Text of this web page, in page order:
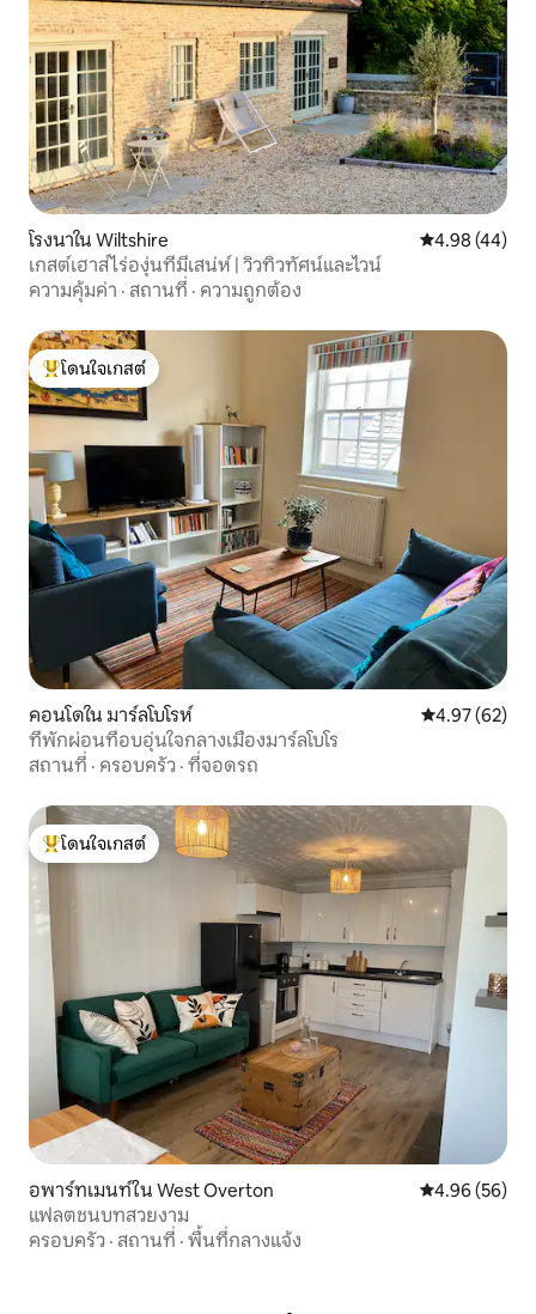
โรงนาใน Wiltshire คะแนนเฉลี่ย
4.98 (44)
เกสต์เฮาส์ไร่องุ่นที่มีเสน่ห์ | วิวทิวทัศน์และไวน์
ความคุ้มค่า · สถานที่ · ความถูกต้อง
โดนใจเกสต์ที่สุด
โดนใจเกสต์
คอนโดใน มาร์ลโบโรห์ คะแนนเฉลี่ย
4.97 (62)
ที่พักผ่อนที่อบอุ่นใจกลางเมืองมาร์ลโบโร
สถานที่ · ครอบครัว · ที่จอดรถ
โดนใจเกสต์ที่สุด
โดนใจเกสต์
อพาร์ทเมนท์ใน West Overton คะแนนเฉลี่ย
4.96 (56)
แฟลตชนบทสวยงาม
ครอบครัว · สถานที่ · พื้นที่กลางแจ้ง